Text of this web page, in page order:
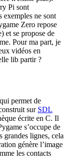
Pi sont
exemples ne sont
Zero repose
et se propose de
Pour ma part, je
vidéos en
lib partir ?
permet de
sur SDL
écrite en C. Il
s’occupe de
grandes lignes, cela
génère l’image
les contacts